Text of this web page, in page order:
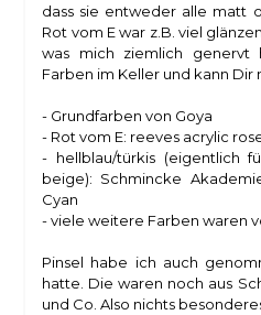
dass sie entweder alle matt
Rot vom E war z.B. viel
was mich ziemlich
Farben im Keller und kann Dir
- Grundfarben von Goya
- Rot vom E: reeves acrylic
- hellblau/türkis (eigentlich
beige): Schmincke
Cyan
- viele weitere Farben waren
Pinsel habe ich auch
hatte. Die waren noch aus
und Co. Also nichts